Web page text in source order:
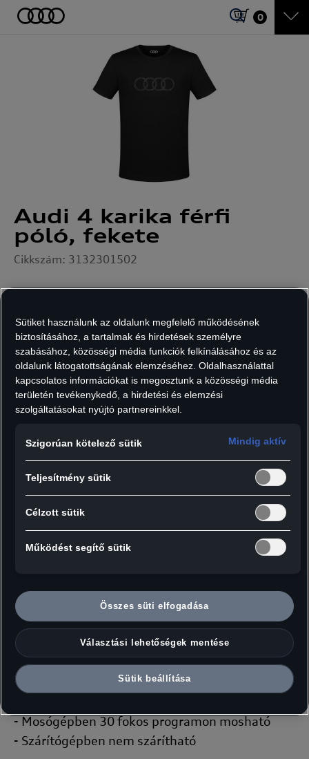
0
Audi 4 karika férfi
póló, fekete
Cikkszám: 3132301502
Áfát tartalmaz, szállítási költségek nélkül.
Változat:
Darab:
Hozzáadás a kosárhoz
Ideális a lezser megjelenéshez - a fekete, Audi 4
karikás póló.
Részletek:
- Fekete, kerek nyakkivágású férfi póló
- Audi karika márkajelzés a nyak belső részén
Anyag:
100 % pamut
- Mosógépben 30 fokos programon mosható
- Szárítógépben nem szárítható
Sütiket használunk az oldalunk megfelelő működésének
biztosításához, a tartalmak és hirdetések személyre
szabásához, közösségi média funkciók felkínálásához és az
oldalunk látogatottságának elemzéséhez. Oldalhasználattal
kapcsolatos információkat is megosztunk a közösségi média
területén tevékenykedő, a hirdetési és elemzési
szolgáltatásokat nyújtó partnereinkkel.
Szigorúan kötelező sütik Mindig aktív
Teljesítmény sütik
Célzott sütik
Működést segítő sütik
Összes süti elfogadása
Választási lehetőségek mentése
Sütik beállítása